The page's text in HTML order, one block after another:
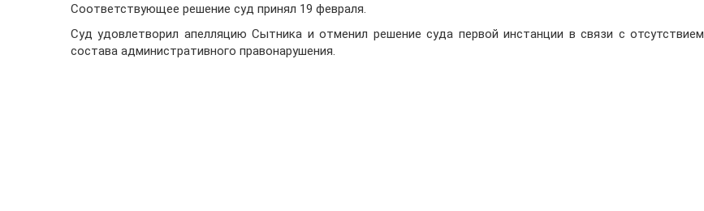
Соответствующее решение суд принял 19 февраля.
Суд удовлетворил апелляцию Сытника и отменил решение суда первой инстанции в связи с отсутствием
состава административного правонарушения.